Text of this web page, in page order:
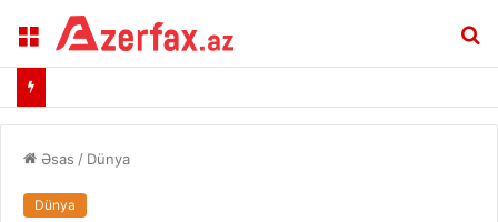
Menu
Əsas / Dünya
Dünya